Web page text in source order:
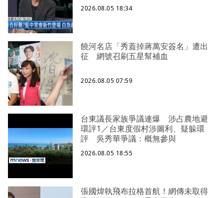
2026.08.05 18:34
饒河名店「秀蓋掉蔣萬安簽名」遭出
征 網號召刷五星幫補血
2026.08.05 07:59
台東議長家族爭議連爆 涉占農地避
環評1／台東度假村涉圖利、疑躲環
評 吳秀華爭議：概無參與
2026.08.05 18:55
張國煒執飛布拉格首航！網傳未取得